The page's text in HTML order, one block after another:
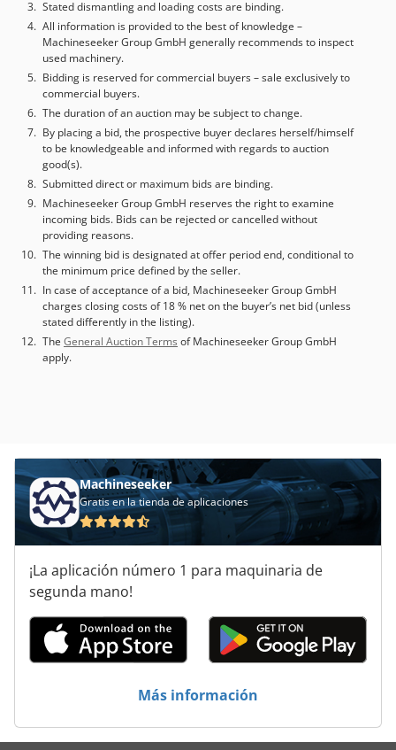
brasileña NR 12, que se basa en estas. Nuestra gran
fortaleza es la construcción de máquinas especiales y la
automatización de prensas. Distribuimos prensas
hidráulicas a medida a precios sorprendentemente
ventajosos. Para el sistema hidráulico de las prensas, se
utilizan principalmente componentes de los principales
fabricantes europeos.
máx. de herramienta: 305 mm Portaherramientas: HSK A63
DETALLES DE LA MÁQUINA Control: HEIDENHAIN TNC 426
Conexión: 50 Hz 3x 400 V Potencia total requerida: 40 kW
Dwedpfx Apoyhnxcjrsa Dimensiones y peso Dimensiones (L
x An x Al): 5.220 x 3.100 x 2.840 mm Peso de la máquina:
aprox. 10.500 kg Horas de funcionamiento Horas
encendido: 21.859 h Horas de trabajo: 7.308 h Horas en
marcha del husillo: 1.564 h EQUIPAMIENTO Refrigerante a
través del husillo (IKZ) Extractor de virutas Divisor 4º eje
Juego de portaherramientas de 45 unidades Armario de
herramientas LISTA
Stated dismantling and loading costs are binding.
All information is provided to the best of knowledge –
Machineseeker Group GmbH generally recommends to inspect
used machinery.
Bidding is reserved for commercial buyers – sale exclusively to
commercial buyers.
The duration of an auction may be subject to change.
By placing a bid, the prospective buyer declares herself/himself
to be knowledgeable and informed with regards to auction
good(s).
Submitted direct or maximum bids are binding.
Machineseeker Group GmbH reserves the right to examine
incoming bids. Bids can be rejected or cancelled without
providing reasons.
The winning bid is designated at offer period end, conditional to
the minimum price defined by the seller.
In case of acceptance of a bid, Machineseeker Group GmbH
charges closing costs of 18 % net on the buyer’s net bid (unless
stated differently in the listing).
The General Auction Terms of Machineseeker Group GmbH
apply.
Machineseeker
Gratis en la tienda de aplicaciones
¡La aplicación número 1 para maquinaria de
segunda mano!
Más información